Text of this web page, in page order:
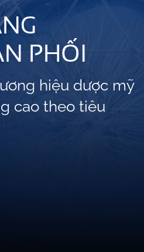
PHỐI
hiệu dược mỹ
cao theo tiêu